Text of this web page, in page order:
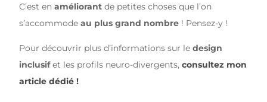
C’est enaméliorant de petites choses que l’on
s’accommodeau plus grand nombre ! Pensez-y !
Pour découvrir plus d’informations sur ledesign
inclusifet les profils neuro-divergents,consultez mon
article dédié !